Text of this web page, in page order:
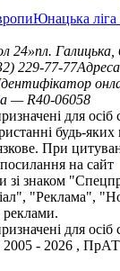
Юнацька
24»пл. Галицька,
229-77-77
— R40-06058
для
будь-яких
При
на сайт
зі знаком
"Реклама",
реклами.
для
- 2026 , ПрАТ